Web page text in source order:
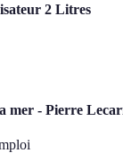
2 Litres
mer - Pierre